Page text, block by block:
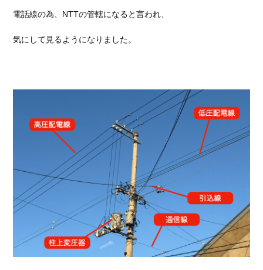
電話線の為、NTTの管轄になると言われ、
気にして見るようになりました。